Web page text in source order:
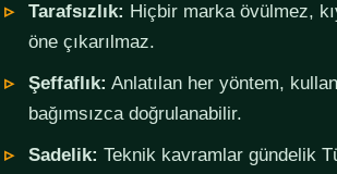
Tarafsızlık: Hiçbir marka övülmez,
öne çıkarılmaz.
Şeffaflık: Anlatılan her yöntem,
bağımsızca doğrulanabilir.
Sadelik: Teknik kavramlar gündelik